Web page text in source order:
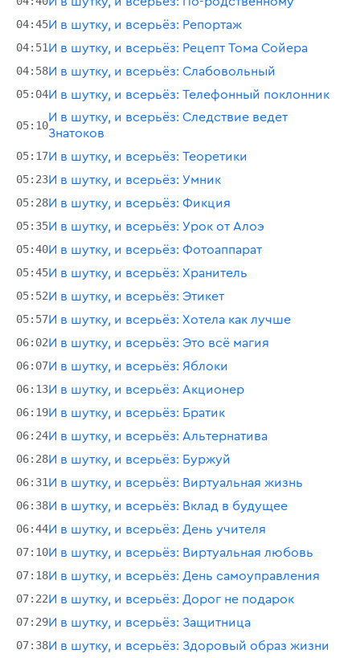
04:45И в шутку, и всерьёз: Репортаж
04:51И в шутку, и всерьёз: Рецепт Тома Сойера
04:58И в шутку, и всерьёз: Слабовольный
05:04И в шутку, и всерьёз: Телефонный поклонник
05:10
И в шутку, и всерьёз: Следствие ведет
Знатоков
05:17И в шутку, и всерьёз: Теоретики
05:23И в шутку, и всерьёз: Умник
05:28И в шутку, и всерьёз: Фикция
05:35И в шутку, и всерьёз: Урок от Алоэ
05:40И в шутку, и всерьёз: Фотоаппарат
05:45И в шутку, и всерьёз: Хранитель
05:52И в шутку, и всерьёз: Этикет
05:57И в шутку, и всерьёз: Хотела как лучше
06:02И в шутку, и всерьёз: Это всё магия
06:07И в шутку, и всерьёз: Яблоки
06:13И в шутку, и всерьёз: Акционер
06:19И в шутку, и всерьёз: Братик
06:24И в шутку, и всерьёз: Альтернатива
06:28И в шутку, и всерьёз: Буржуй
06:31И в шутку, и всерьёз: Виртуальная жизнь
06:38И в шутку, и всерьёз: Вклад в будущее
06:44И в шутку, и всерьёз: День учителя
07:10И в шутку, и всерьёз: Виртуальная любовь
07:18И в шутку, и всерьёз: День самоуправления
07:22И в шутку, и всерьёз: Дорог не подарок
07:29И в шутку, и всерьёз: Защитница
07:38И в шутку, и всерьёз: Здоровый образ жизни